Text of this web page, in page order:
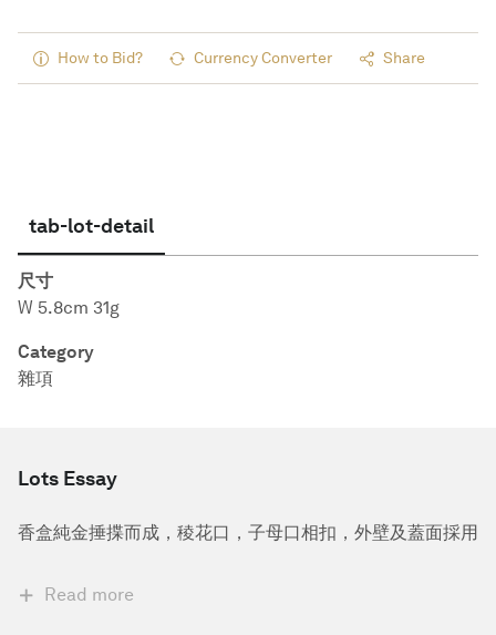
How to Bid? Currency Converter Share
tab-lot-detail
尺寸
W 5.8cm 31g
Category
雜項
Lots Essay
香盒純金捶揲而成，稜花口，子母口相扣，外壁及蓋面採用
Read more